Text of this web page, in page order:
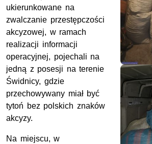
ukierunkowane na
zwalczanie przestępczości
akcyzowej, w ramach
realizacji informacji
operacyjnej, pojechali na
jedną z posesji na terenie
Świdnicy, gdzie
przechowywany miał być
tytoń bez polskich znaków
akcyzy.
Na miejscu, w